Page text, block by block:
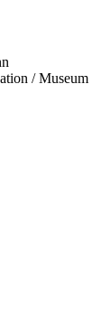
/ Museum